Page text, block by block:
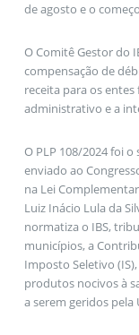
de agosto e o
O Comitê Gestor do
compensação de
receita para os
administrativo e a
O PLP 108/2024 foi
enviado ao
na Lei
Luiz Inácio Lula da
normatiza o IBS,
municípios, a
Imposto Seletivo
produtos nocivos à
a serem geridos pela